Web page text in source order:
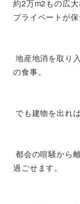
約2万m2もの広
プライベートが保
の食事。
過ごせます。